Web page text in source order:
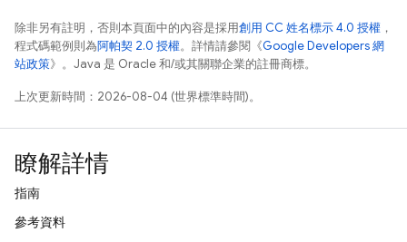
除非另有註明，否則本頁面中的內容是採用創用 CC 姓名標示 4.0 授權 ，
程式碼範例則為阿帕契 2.0 授權。詳情請參閱《Google Developers 網
站政策》。Java 是 Oracle 和/或其關聯企業的註冊商標。
上次更新時間：2026-08-04 (世界標準時間)。
瞭解詳情
指南
參考資料